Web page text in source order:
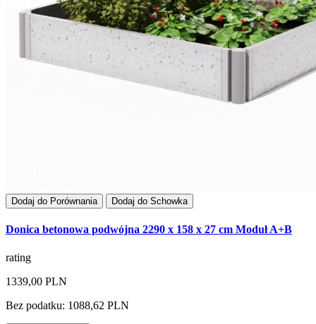
Dodaj do Porównania Dodaj do Schowka
Donica betonowa podwójna 2290 x 158 x 27 cm Moduł A+B
rating
1339,00 PLN
Bez podatku: 1088,62 PLN